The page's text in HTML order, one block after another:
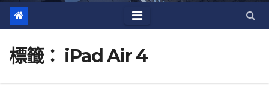
標籤： iPad Air 4